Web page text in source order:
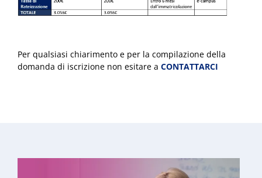
Per qualsiasi chiarimento e per la compilazione della
domanda di iscrizione non esitare a CONTATTARCI